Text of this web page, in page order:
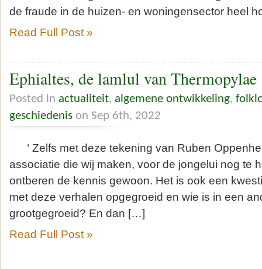
de fraude in de huizen- en woningensector heel
Read Full Post »
Ephialtes, de lamlul van Thermopylae
Posted in actualiteit, algemene ontwikkeling,
geschiedenis on Sep 6th, 2022
‘ Zelfs met deze tekening van Ruben
associatie die wij maken, voor de jongelui nog te
ontberen de kennis gewoon. Het is ook een
met deze verhalen opgegroeid en wie is in een
grootgegroeid? En dan […]
Read Full Post »